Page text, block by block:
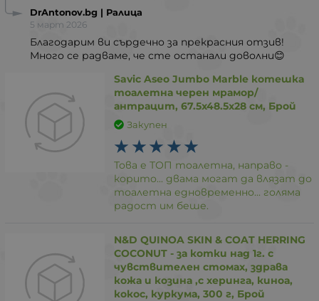
DrAntonov.bg | Ралица
5 март 2026
Благодарим ви сърдечно за прекрасния отзив!
Много се радваме, че сте останали доволни😊
Savic Aseo Jumbo Marble котешка
тоалетна черен мрамор/
антрацит, 67.5x48.5x28 см, Брой
Закупен
Това е ТОП тоалетна, направо -
корито... двама могат да влязат до
тоалетна едновременно... голяма
радост им беше.
N&D QUINOA SKIN & COAT HERRING
COCONUT - за котки над 1г. с
чувствителен стомах, здрава
кожа и козина ,с херинга, киноа,
кокос, куркума, 300 г, Брой